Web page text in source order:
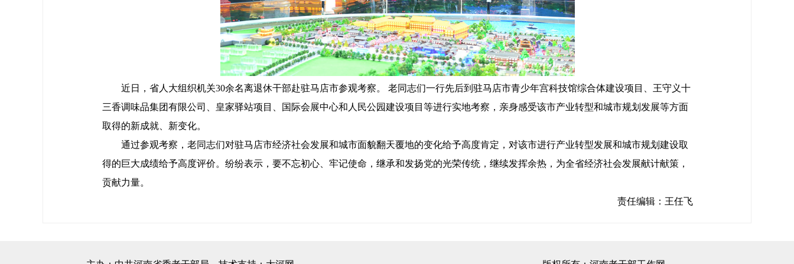
近日，省人大组织机关30余名离退休干部赴驻马店市参观考察。
老同志们一行先后到驻马店市青少年宫科技馆综合体建设项目、王守义十
三香调味品集团有限公司、皇家驿站项目、国际会展中心和人民公园建设项目等进行实地考察，亲身感受该市产业转型和城市规划发展等方面
取得的新成就、新变化。
通过参观考察，老同志们对驻马店市经济社会发展和城市面貌翻天覆地的变化给予高度肯定，对该市进行产业转型发展和城市规划建设取
得的巨大成绩给予高度评价。纷纷表示，要不忘初心、牢记使命，继承和发扬党的光荣传统，继续发挥余热，为全省经济社会发展献计献策，
贡献力量。
责任编辑：王任飞